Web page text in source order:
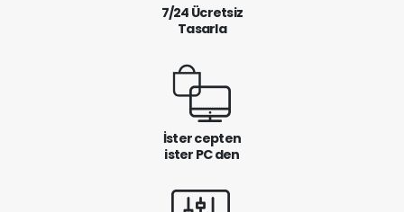
7/24 Ücretsiz
Tasarla
İster cepten
ister PC den